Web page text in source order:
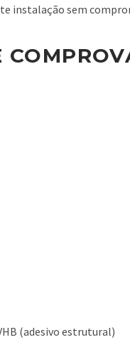
instalação sem
(adesivo estrutural)